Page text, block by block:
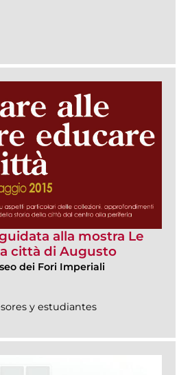
alla mostra Le
città di Augusto
dei Fori Imperiali
y estudiantes